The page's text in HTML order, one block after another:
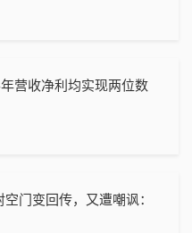
营收净利均实现两位数
门变回传，又遭嘲讽：